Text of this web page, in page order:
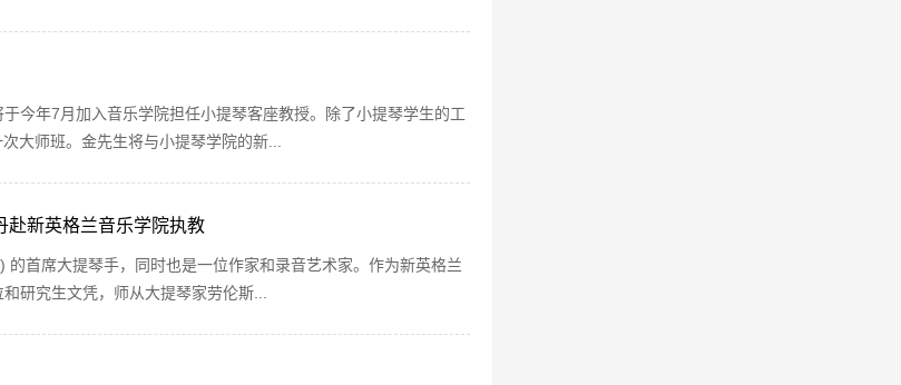
今年7月加入音乐学院担任小提琴客座教授。除了小提琴学生的工
大师班。金先生将与小提琴学院的新...
赴新英格兰音乐学院执教
首席大提琴手，同时也是一位作家和录音艺术家。作为新英格兰
研究生文凭，师从大提琴家劳伦斯...